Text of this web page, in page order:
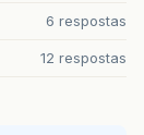
6 respostas
12 respostas